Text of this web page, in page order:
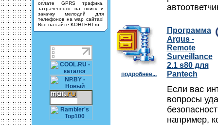
оплате GPRS трафика,
затраченного на поиск и
закачку мелодий для
телефонов на wap сайтах!
Все на сайте KOHTEHT.ru
подробнее...
Программа
Argus -
Remote
Surveillance
2.1 s80 для
Pantech
Если вас
вопросы
например,